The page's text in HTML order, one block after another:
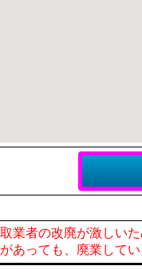
業者の改廃が激しい
あっても、廃業してい